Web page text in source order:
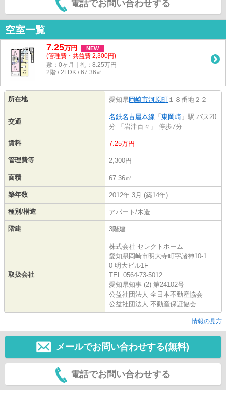
電話でお問い合わせする
空室一覧
7.25万円 NEW
(管理費・共益費 2,300円)
敷：0ヶ月｜礼：8.25万円
2階 / 2LDK / 67.36㎡
所在地 愛知県岡崎市河原町 １８番地２２
交通
名鉄名古屋本線 「 東岡崎 」駅 バス20
分 「岩津百々」 停歩7分
賃料 7.25万円
管理費等 2,300円
面積 67.36㎡
築年数 2012年 3月 (築14年)
種別/構造 アパート/木造
階建 3階建
取扱会社
株式会社 セレクトホーム
愛知県岡崎市明大寺町字諸神10-1
0 明大ビル1F
TEL:0564-73-5012
愛知県知事 (2) 第24102号
公益社団法人 全日本不動産協会
公益社団法人 不動産保証協会
情報の見方
メールでお問い合わせする(無料)
電話でお問い合わせする